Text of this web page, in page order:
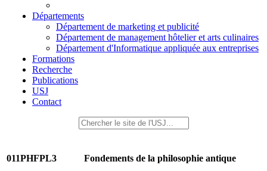
Départements
Département de marketing et publicité
Département de management hôtelier et arts culinaires
Département d'Informatique appliquée aux entreprises
Formations
Recherche
Publications
USJ
Contact
011PHFPL3 Fondements de la philosophie antique